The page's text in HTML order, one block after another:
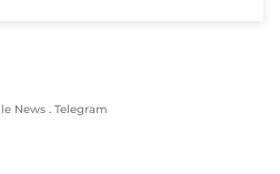
News . Telegram